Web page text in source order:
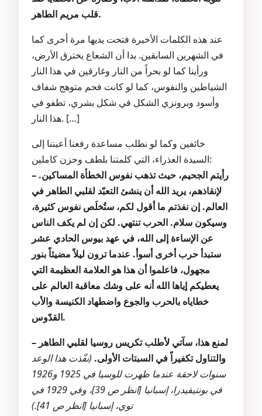
قلب مريم الطاهر.
عند هذه الكلمات الأخيرة فتحت يديها مرة أخرى كما
في الشهرين السابقين. بدا أن الشعاع يخترق الأرض،
ورأينا كما لو بحراً من النار وغارقين في هذا النار
الشياطين والنفوس، كما لو كانت فحم متوهج شفاف
وأسود وبرونزي الشكل في شكل بشري، تطفو في
هذا النار. […]
خائفين وكما لو نطلب مساعدة رفعنا أعيننا إلى
السيدة العذراء، التي كلمتنا بلطف وحزن كاملين:
– رأيتم الجحيم، حيث تذهب نفوس الخطأة المساكين.
لإنقاذهم، يريد الله أن ينشئ التعبّد لقلبي الطاهر في
العالم. إن نفذتم ما أقول لكم، ستُخلَص نفوس كثيرة،
وسيكون سلام. الحرب تنتهي. لكن إن لم يكف الناس
عن الإساءة إلى الله، في عهد بيوس الحادي عشر
ستبدأ حرب أخرى أسوأ. عندما ترون ليلاً مضيئاً بنور
مجهول، فاعلموا أن هذا هو العلامة العظيمة التي
يعطيكم إياها الله أنه على وشك معاقبة العالم على
خطاياه بالحرب والجوع واضطهاد الكنيسة والأب
القدّوس.
– لمنع هذا، سآتي لأطلب تكريس روسيا لقلبي الطاهر
والتناول تكفيراً في السبتات الأولى. (نفّذت هذا الوعد
سنوات لاحقة عندما ظهرت للوسيا في 1925 و1926
في بونتيفيدرا، إسبانيا [انظر ص 39]، وفي 1929 في
توي، إسبانيا [انظر ص 41].)